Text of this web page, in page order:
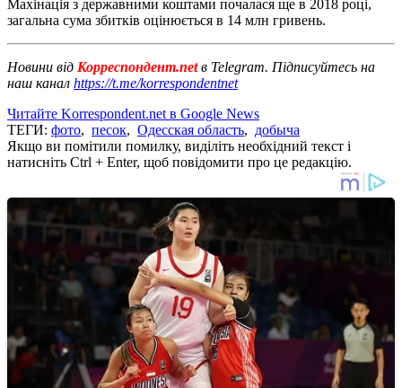
Махінація з державними коштами почалася ще в 2018 році,
загальна сума збитків оцінюється в 14 млн гривень.
Новини від Корреспондент.netв Telegram. Підписуйтесь на
наш канал https://t.me/korrespondentnet
Читайте Korrespondent.net в Google News
ТЕГИ: фото, песок, Одесская область, добыча
Якщо ви помітили помилку, виділіть необхідний текст і
натисніть Ctrl + Enter, щоб повідомити про це редакцію.